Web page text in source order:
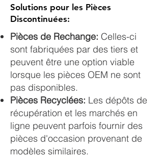
Solutions pour les Pièces
Discontinuées:
Pièces de Rechange: Celles-ci
sont fabriquées par des tiers et
peuvent être une option viable
lorsque les pièces OEM ne sont
pas disponibles.
Pièces Recyclées: Les dépôts de
récupération et les marchés en
ligne peuvent parfois fournir des
pièces d'occasion provenant de
modèles similaires.